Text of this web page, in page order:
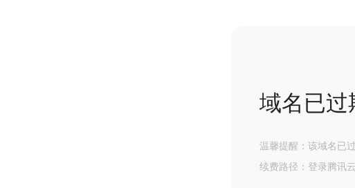
域名已过
温馨提醒：该域名已
续费路径：登录腾讯